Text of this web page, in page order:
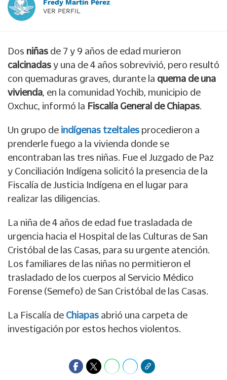
Fredy Martín Pérez
VER PERFIL
Dos niñas de 7 y 9 años de edad murieron
calcinadas y una de 4 años sobrevivió, pero resultó
con quemaduras graves, durante la quema de una
vivienda, en la comunidad Yochib, municipio de
Oxchuc, informó la Fiscalía General de Chiapas.
Un grupo de indígenas tzeltales procedieron a
prenderle fuego a la vivienda donde se
encontraban las tres niñas. Fue el Juzgado de Paz
y Conciliación Indígena solicitó la presencia de la
Fiscalía de Justicia Indígena en el lugar para
realizar las diligencias.
La niña de 4 años de edad fue trasladada de
urgencia hacia el Hospital de las Culturas de San
Cristóbal de las Casas, para su urgente atención.
Los familiares de las niñas no permitieron el
trasladado de los cuerpos al Servicio Médico
Forense (Semefo) de San Cristóbal de las Casas.
La Fiscalía de Chiapas abrió una carpeta de
investigación por estos hechos violentos.